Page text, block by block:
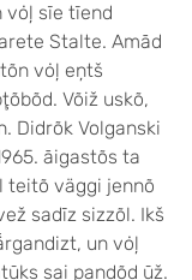
vȯļ sīe tīend
Stalte. Amād
vȯļ eņtš
Võiž uskõ,
Didrõk Volganski
āigastõs ta
teitõ väggi jennõ
sadīz sizzõl. Ikš
un vȯļ
sai pandõd ūž.